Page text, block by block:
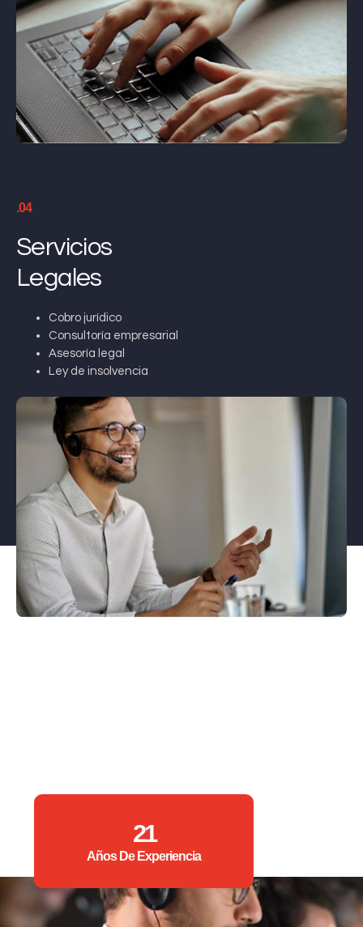
.04
Servicios
Legales
Cobro jurídico
Consultoría empresarial
Asesoría legal
Ley de insolvencia
21
Años De Experiencia